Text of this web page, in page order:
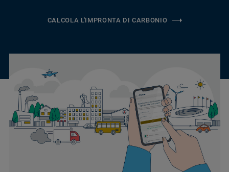
CALCOLA L'IMPRONTA DI CARBONIO